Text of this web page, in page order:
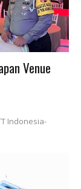
Venue
Indonesia-